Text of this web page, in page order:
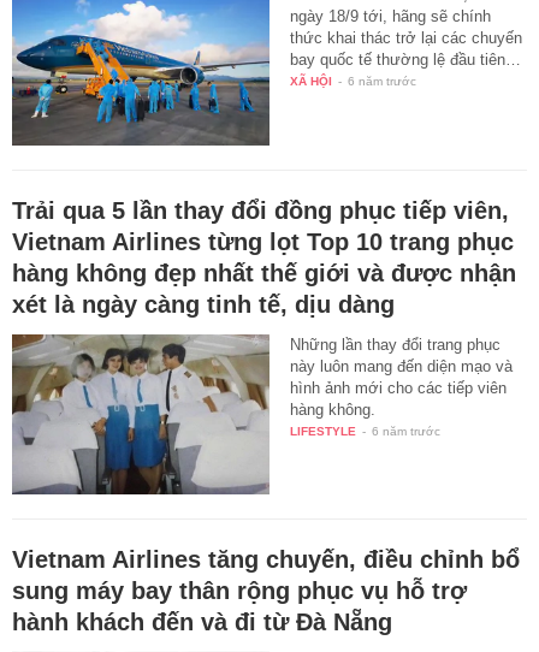
ngày 18/9 tới, hãng sẽ chính
thức khai thác trở lại các chuyến
bay quốc tế thường lệ đầu tiên…
XÃ HỘI - 6 năm trước
Trải qua 5 lần thay đổi đồng phục tiếp viên,
Vietnam Airlines từng lọt Top 10 trang phục
hàng không đẹp nhất thế giới và được nhận
xét là ngày càng tinh tế, dịu dàng
Những lần thay đổi trang phục
này luôn mang đến diện mạo và
hình ảnh mới cho các tiếp viên
hàng không.
LIFESTYLE - 6 năm trước
Vietnam Airlines tăng chuyến, điều chỉnh bổ
sung máy bay thân rộng phục vụ hỗ trợ
hành khách đến và đi từ Đà Nẵng